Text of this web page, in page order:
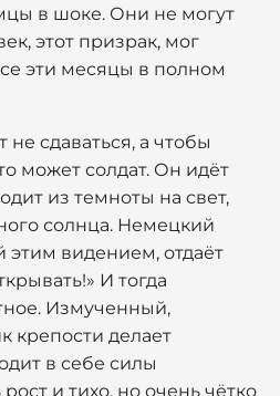
в шоке. Они не могут
этот призрак, мог
эти месяцы в полном
не сдаваться, а чтобы
может солдат. Он идёт
из темноты на свет,
солнца. Немецкий
видением, отдаёт
И тогда
Измученный,
делает
в себе силы
и тихо, но очень чётко